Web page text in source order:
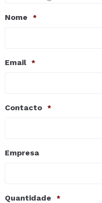
Nome *
Email *
Contacto *
Empresa
Quantidade *